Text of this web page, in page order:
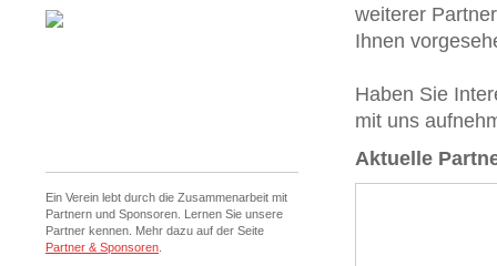
Ein Verein lebt durch die Zusammenarbeit mit
Partnern und Sponsoren. Lernen Sie unsere
Partner kennen. Mehr dazu auf der Seite
Partner & Sponsoren
weiterer
Ihnen
Haben Sie
mit uns
Aktuelle